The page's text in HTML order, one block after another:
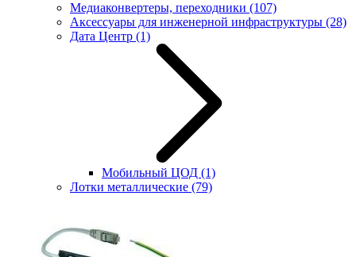
Медиаконвертеры, переходники (107)
Аксессуары для инженерной инфраструктуры (28)
Дата Центр (1)
Мобильный ЦОД (1)
Лотки металлические (79)